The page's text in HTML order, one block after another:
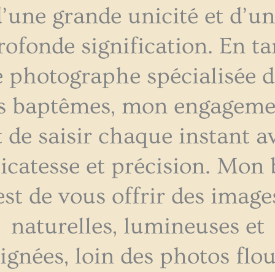
grande unicité et
signification. En
photographe spécialisée
baptêmes, mon
de saisir chaque instant
et précision. Mon
de vous offrir des
naturelles, lumineuses et
loin des photos